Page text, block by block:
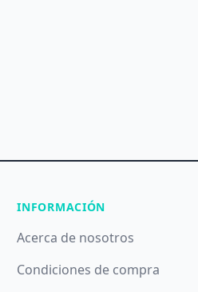
INFORMACIÓN
Acerca de nosotros
Condiciones de compra